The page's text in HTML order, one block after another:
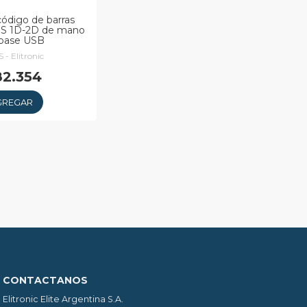
de barras
1D-2D de mano
USB
- Elitronic
CONTACTANOS
Elitronic Elite Argentina S.A.